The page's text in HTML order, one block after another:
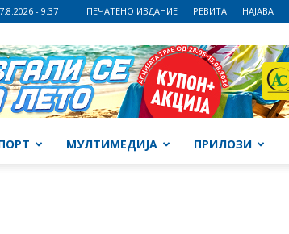
7.8.2026 - 9:37 ПЕЧАТЕНО ИЗДАНИЕ РЕВИТА НАЈАВА
МУЛТИМЕДИЈА ПРИЛОЗИ